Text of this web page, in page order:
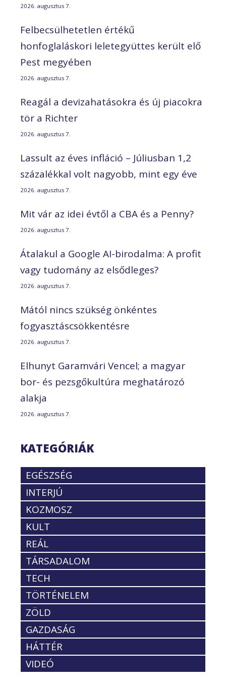
2026. augusztus 7.
Felbecsülhetetlen értékű
honfoglaláskori leletegyüttes került elő
Pest megyében
2026. augusztus 7.
Reagál a devizahatásokra és új piacokra
tör a Richter
2026. augusztus 7.
Lassult az éves infláció – Júliusban 1,2
százalékkal volt nagyobb, mint egy éve
2026. augusztus 7.
Mit vár az idei évtől a CBA és a Penny?
2026. augusztus 7.
Átalakul a Google AI-birodalma: A profit
vagy tudomány az elsődleges?
2026. augusztus 7.
Mától nincs szükség önkéntes
fogyasztáscsökkentésre
2026. augusztus 7.
Elhunyt Garamvári Vencel; a magyar
bor- és pezsgőkultúra meghatározó
alakja
2026. augusztus 7.
KATEGÓRIÁK
EGÉSZSÉG
INTERJÚ
KOZMOSZ
KULT
REÁL
TÁRSADALOM
TECH
TÖRTÉNELEM
ZÖLD
GAZDASÁG
HÁTTÉR
VIDEÓ